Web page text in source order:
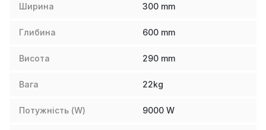
Ширина 300 mm
Глибина 600 mm
Висота 290 mm
Вага 22kg
Потужність (W) 9000 W